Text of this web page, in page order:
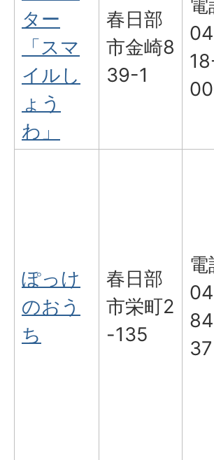
ター
「スマ
イルし
ょう
わ」
春日部
市金崎8
39-1
電
00
ぽっけ
のおう
ち
春日部
市栄町2
-135
電
37